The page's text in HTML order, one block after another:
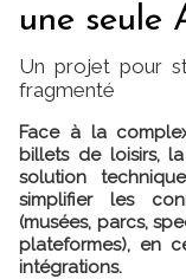
une seule
Un projet pour
fragmenté
Face à la
billets de loisirs,
solution
simplifier les
(musées, parcs,
plateformes), en
intégrations.